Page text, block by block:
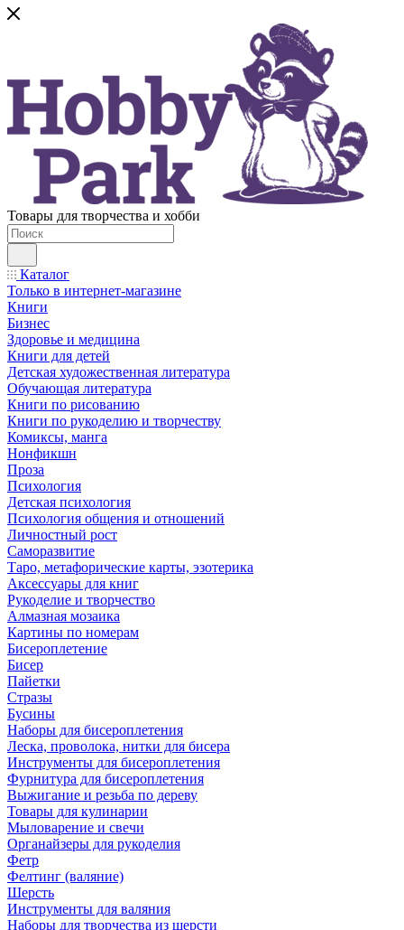
Товары для творчества и хобби
Каталог
Только в интернет-магазине
Книги
Бизнес
Здоровье и медицина
Книги для детей
Детская художественная литература
Обучающая литература
Книги по рисованию
Книги по рукоделию и творчеству
Комиксы, манга
Нонфикшн
Проза
Психология
Детская психология
Психология общения и отношений
Личностный рост
Саморазвитие
Таро, метафорические карты, эзотерика
Аксессуары для книг
Рукоделие и творчество
Алмазная мозаика
Картины по номерам
Бисероплетение
Бисер
Пайетки
Стразы
Бусины
Наборы для бисероплетения
Леска, проволока, нитки для бисера
Инструменты для бисероплетения
Фурнитура для бисероплетения
Выжигание и резьба по дереву
Товары для кулинарии
Мыловарение и свечи
Органайзеры для рукоделия
Фетр
Фелтинг (валяние)
Шерсть
Инструменты для валяния
Наборы для творчества из шерсти